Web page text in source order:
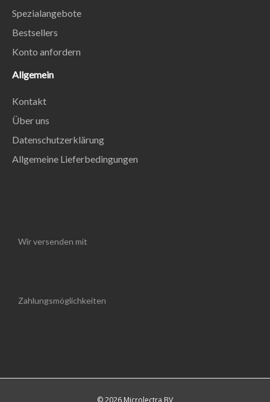
Spezialangebote
Bestsellers
Konto anfordern
Allgemein
Kontakt
Über uns
Datenschutzerklärung
Allgemeine Lieferbedingungen
Wir versenden mit
Zahlungsmöglichkeiten
© 2026 Microlectra BV